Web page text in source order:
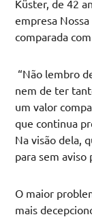
Küster, de 42
empresa
comparada
“Não lembro
nem de ter
um valor
que continua
Na visão dela,
para sem aviso
O maior
mais